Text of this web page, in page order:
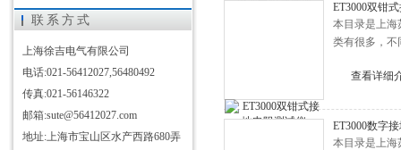
联系方式
上海徐吉电气有限公司
电话:021-56412027,56480492
传真:021-56146322
邮箱:sute@56412027.com
地址:上海市宝山区水产西路680弄
ET3000双钳
本目录是上海
类有很多，不
查看详细
ET3000数字
本目录是上海